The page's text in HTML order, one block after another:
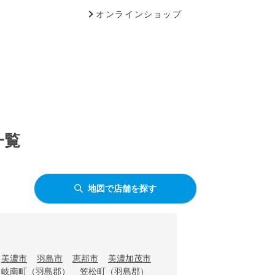
オンラインショップ
覧
地図で店舗を探す
美濃市 羽島市 恵那市
美濃加茂市
岐南町（羽島郡）
笠松町（羽島郡）